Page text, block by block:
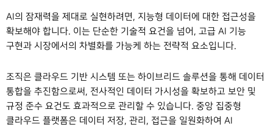
AI의 잠재력을 제대로 실현하려면, 지능형 데이터에 대한 접근성을
확보해야 합니다. 이는 단순한 기술적 요건을 넘어, 고급 AI 기능
구현과 시장에서의 차별화를 가능케 하는 전략적 요소입니다.
조직은 클라우드 기반 시스템 또는 하이브리드 솔루션을 통해 데이터
통합을 추진함으로써, 전사적인 데이터 가시성을 확보하고 보안 및
규정 준수 요건도 효과적으로 관리할 수 있습니다. 중앙 집중형
클라우드 플랫폼은 데이터 저장, 관리, 접근을 일원화하여 AI